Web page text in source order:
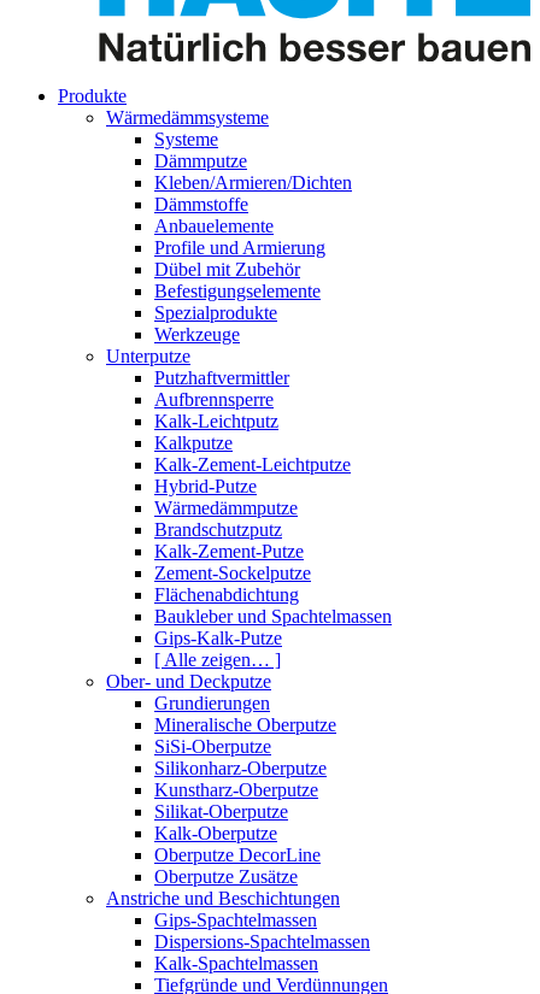
Produkte
Wärmedämmsysteme
Systeme
Dämmputze
Kleben/Armieren/Dichten
Dämmstoffe
Anbauelemente
Profile und Armierung
Dübel mit Zubehör
Befestigungselemente
Spezialprodukte
Werkzeuge
Unterputze
Putzhaftvermittler
Aufbrennsperre
Kalk-Leichtputz
Kalkputze
Kalk-Zement-Leichtputze
Hybrid-Putze
Wärmedämmputze
Brandschutzputz
Kalk-Zement-Putze
Zement-Sockelputze
Flächenabdichtung
Baukleber und Spachtelmassen
Gips-Kalk-Putze
[ Alle zeigen… ]
Ober- und Deckputze
Grundierungen
Mineralische Oberputze
SiSi-Oberputze
Silikonharz-Oberputze
Kunstharz-Oberputze
Silikat-Oberputze
Kalk-Oberputze
Oberputze DecorLine
Oberputze Zusätze
Anstriche und Beschichtungen
Gips-Spachtelmassen
Dispersions-Spachtelmassen
Kalk-Spachtelmassen
Tiefgründe und Verdünnungen